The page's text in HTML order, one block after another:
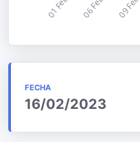
FECHA
16/02/2023